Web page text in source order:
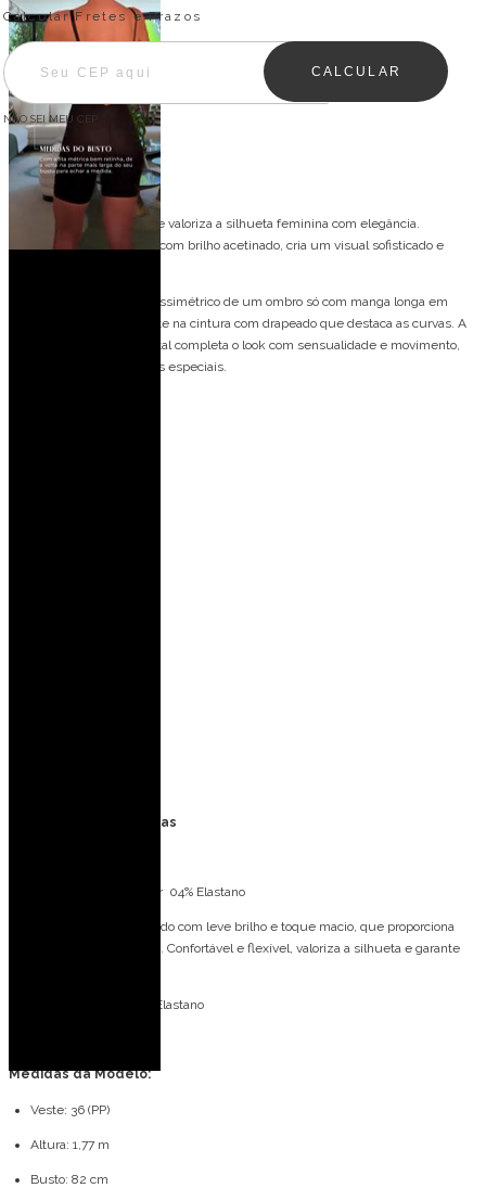
Entregas para o CEP:
Calcular Fretes e Prazos
CALCULAR
NÃO SEI MEU CEP
Descrição
Vestido de festa longo que valoriza a silhueta feminina com elegância.
Confeccionado em tecido com brilho acetinado, cria um visual sofisticado e
O modelo possui decote assimétrico de um ombro só com manga longa em
estilo capa, além de recorte na cintura com drapeado que destaca as curvas. A
saia longa com fenda frontal completa o look com sensualidade e movimento,
ideal para festas e eventos especiais.
Especificações Técnicas
Composição: 98% Poliéster 04% Elastano
A Malha Trilobal é um tecido com leve brilho e toque macio, que proporciona
ótimo caimento ao vestido. Confortável e flexível, valoriza a silhueta e garante
Forro: 98% Poliéster 04% Elastano
Medidas da Modelo:
Veste: 36 (PP)
Altura: 1,77 m
Busto: 82 cm